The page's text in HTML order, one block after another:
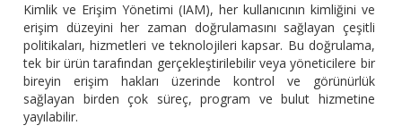
Kimlik ve Erişim Yönetimi (IAM), her kullanıcının kimliğini ve
erişim düzeyini her zaman doğrulamasını sağlayan çeşitli
politikaları, hizmetleri ve teknolojileri kapsar. Bu doğrulama,
tek bir ürün tarafından gerçekleştirilebilir veya yöneticilere bir
bireyin erişim hakları üzerinde kontrol ve görünürlük
sağlayan birden çok süreç, program ve bulut hizmetine
yayılabilir.